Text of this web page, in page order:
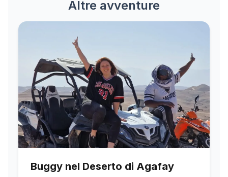
Altre avventure
Buggy nel Deserto di Agafay